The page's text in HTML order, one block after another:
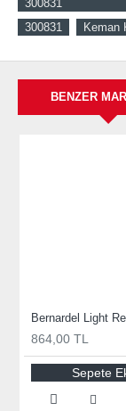
300831
300831
Keman
BENZER
864,00 TL
Sepete